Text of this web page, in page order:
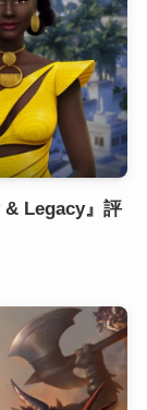
& Legacy』評